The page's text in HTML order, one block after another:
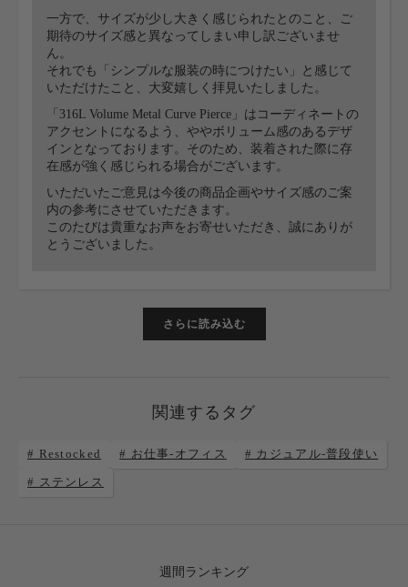
一方で、サイズが少し大きく感じられたとのこと、ご
期待のサイズ感と異なってしまい申し訳ございませ
ん。
それでも「シンプルな服装の時につけたい」と感じて
いただけたこと、大変嬉しく拝見いたしました。
「316L Volume Metal Curve Pierce」はコーディネートの
アクセントになるよう、ややボリューム感のあるデザ
インとなっております。そのため、装着された際に存
在感が強く感じられる場合がございます。
いただいたご意見は今後の商品企画やサイズ感のご案
内の参考にさせていただきます。
このたびは貴重なお声をお寄せいただき、誠にありが
とうございました。
さらに読み込む
関連するタグ
# Restocked # お仕事-オフィス # カジュアル-普段使い
# ステンレス
週間ランキング